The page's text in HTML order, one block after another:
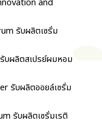
and
รับผลิตเซรั่ม
บผลิตสเปรย์ผมหอม
รับผลิตออยล์เซรั่ม
รับผลิตเซรั่มเรติ